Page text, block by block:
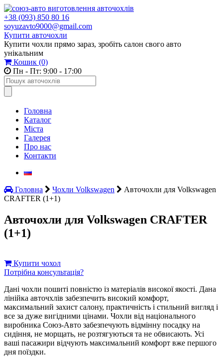
+38 (093) 850 80 16
soyuzavto9000@gmail.com
Купити авточохли
Купити чохли прямо зараз, зробіть салон свого авто
унікальним
Кошик (0)
Пн - Пт: 9:00 - 17:00
Головна
Каталог
Міста
Галерея
Про нас
Контакти
Головна Чохли Volkswagen
Авточохли для Volkswagen
CRAFTER (1+1)
Авточохли для Volkswagen CRAFTER
(1+1)
Купити чохол
Потрібна консультація?
Дані чохли пошиті повністю із матеріалів високої якості. Дана
лінійка авточхлів забезпечить високий комфорт,
максимальний захист салону, практичність і стильний вигляд і
все за дуже вигідними цінами. Чохли від національного
виробника Союз-Авто забезпечують відмінну посадку на
сидіння, не морщать, не розтягуються та не обвисають. Усі
ваші пасажири відчують максимальний комфорт вже першого
дня поїздки.